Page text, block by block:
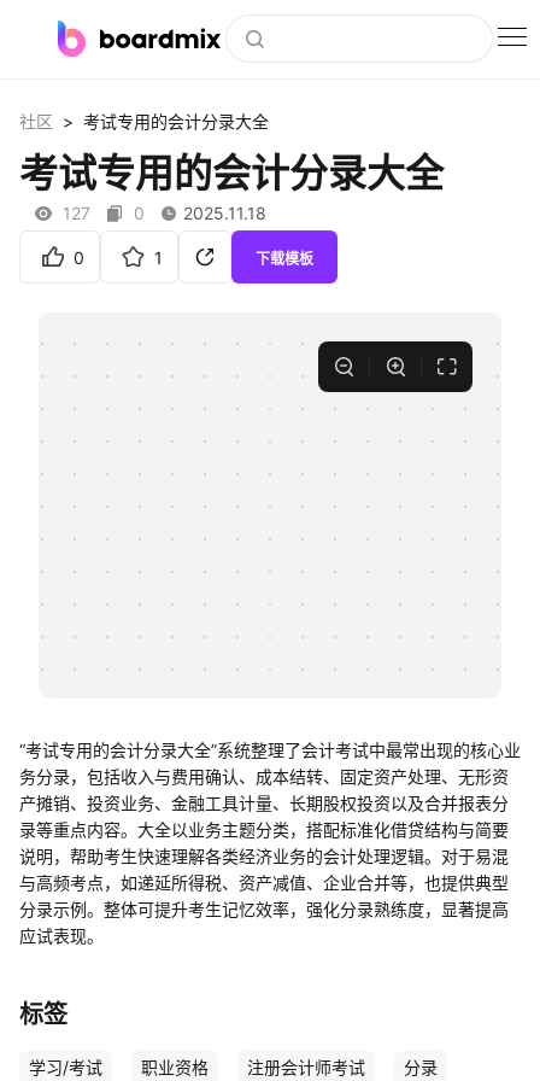
社区资源
下载
客户案例
支持
帮助中心
社区 > 考试专用的会计分录大全
考试专用的会计分录大全
127 0 2025.11.18
0 1 下载模板
“考试专用的会计分录大全”系统整理了会计考试中最常出现的核心业
务分录，包括收入与费用确认、成本结转、固定资产处理、无形资
产摊销、投资业务、金融工具计量、长期股权投资以及合并报表分
录等重点内容。大全以业务主题分类，搭配标准化借贷结构与简要
说明，帮助考生快速理解各类经济业务的会计处理逻辑。对于易混
与高频考点，如递延所得税、资产减值、企业合并等，也提供典型
分录示例。整体可提升考生记忆效率，强化分录熟练度，显著提高
应试表现。
标签
学习/考试 职业资格 注册会计师考试 分录